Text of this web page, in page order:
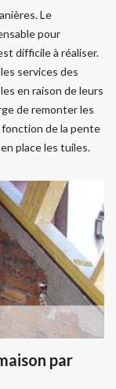
Le
pour
difficile à réaliser.
services des
en raison de leurs
de remonter les
fonction de la pente
place les tuiles.
par